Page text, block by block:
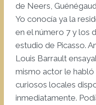
de Neers,
Yo conocía ya la
en el número 7 y los
estudio de Picasso.
Louis Barrault
mismo actor le habló
curiosos locales
inmediatamente.